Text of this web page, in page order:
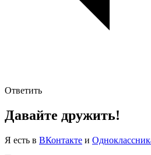
Ответить
Давайте дружить!
Я есть в ВКонтакте и